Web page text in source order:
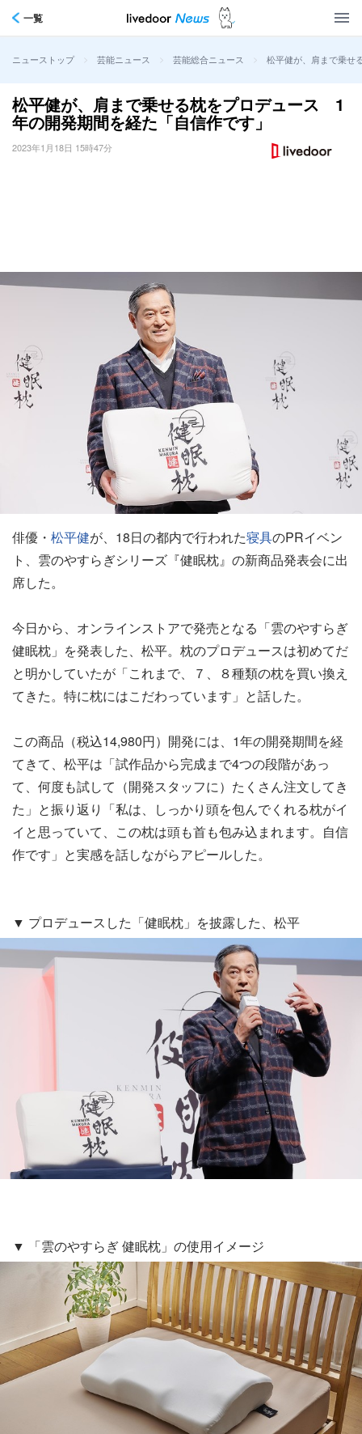
一覧
ニューストップ > 芸能ニュース > 芸能総合ニュース > 松平健が、肩まで乗せ
松平健が、肩まで乗せる枕をプロデュース 1
年の開発期間を経た「自信作です」
2023年1月18日 15時47分
俳優・ 松平健が、18日の都内で行われた寝具のPRイベン
ト、雲のやすらぎシリーズ『健眠枕』の新商品発表会に出
席した。
今日から、オンラインストアで発売となる「雲のやすらぎ
健眠枕」を発表した、松平。枕のプロデュースは初めてだ
と明かしていたが「これまで、７、８種類の枕を買い換え
てきた。特に枕にはこだわっています」と話した。
この商品（税込14,980円）開発には、1年の開発期間を経
てきて、松平は「試作品から完成まで4つの段階があっ
て、何度も試して（開発スタッフに）たくさん注文してき
た」と振り返り「私は、しっかり頭を包んでくれる枕がイ
イと思っていて、この枕は頭も首も包み込まれます。自信
作です」と実感を話しながらアピールした。
▼ プロデュースした「健眠枕」を披露した、松平
▼ 「雲のやすらぎ 健眠枕」の使用イメージ